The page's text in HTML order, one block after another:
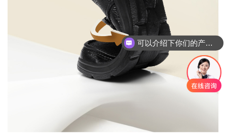
可以介绍下你们的产品么？